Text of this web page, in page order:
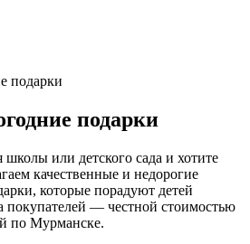
подарки
подарки
школы или детского сада и хотите
качественные и недорогие
которые порадуют детей
покупателей — честной стоимостью
по Мурманске.